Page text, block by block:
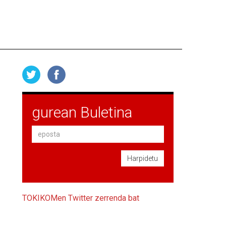
gurean Buletina
Harpidetu
TOKIKOMen Twitter zerrenda bat